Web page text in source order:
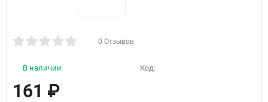
0 Отзывов
В наличии Код:
161 ₽